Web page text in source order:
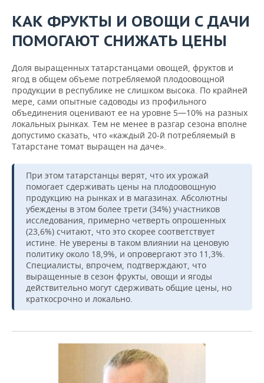
КАК ФРУКТЫ И ОВОЩИ С ДАЧИ
ПОМОГАЮТ СНИЖАТЬ ЦЕНЫ
Доля выращенных татарстанцами овощей, фруктов и
ягод в общем объеме потребляемой плодоовощной
продукции в республике не слишком высока. По крайней
мере, сами опытные садоводы из профильного
объединения оценивают ее на уровне 5—10% на разных
локальных рынках. Тем не менее в разгар сезона вполне
допустимо сказать, что «каждый 20-й потребляемый в
Татарстане томат выращен на даче».
При этом татарстанцы верят, что их урожай
помогает сдерживать цены на плодоовощную
продукцию на рынках и в магазинах. Абсолютны
убеждены в этом более трети (34%) участников
исследования, примерно четверть опрошенных
(23,6%) считают, что это скорее соответствует
истине. Не уверены в таком влиянии на ценовую
политику около 18,9%, и опровергают это 11,3%.
Специалисты, впрочем, подтверждают, что
выращенные в сезон фрукты, овощи и ягоды
действительно могут сдерживать общие цены, но
краткосрочно и локально.